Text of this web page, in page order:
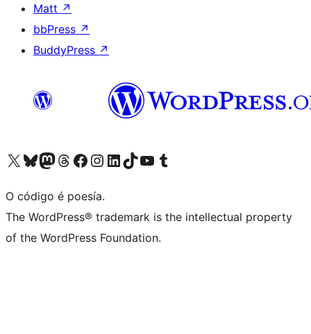
Matt ↗
bbPress ↗
BuddyPress ↗
Visita la cuenta de X (anteriormente Twitter)
Visita a nosa conta de Bluesky
Visita a nosa conta de Mastodon
Visita a nosa conta de Threads
Visita a nosa páxina de Facebook
Visita a nosa conta de Instagram
Visita a nosa conta de LinkedIn
Visita a nosa conta de TikTok
Visita a nosa canle de YouTube
Visita a nosa conta de Tumblr
O código é poesía.
The WordPress® trademark is the intellectual property
of the WordPress Foundation.